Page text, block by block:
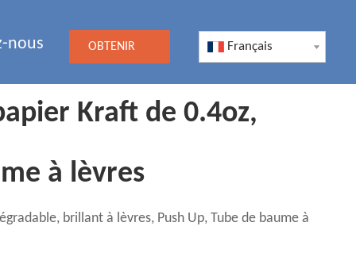
nous OBTENIR Français
Kraft de 0.4oz,
à lèvres
brillant à lèvres, Push Up, Tube de baume à